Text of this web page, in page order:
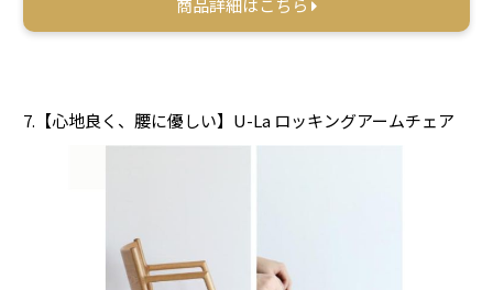
商品詳細はこちら
7.【心地良く、腰に優しい】U-La ロッキングアームチェア